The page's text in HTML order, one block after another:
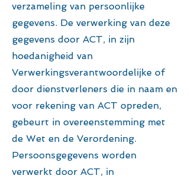
verzameling van persoonlijke
gegevens. De verwerking van deze
gegevens door ACT, in zijn
hoedanigheid van
Verwerkingsverantwoordelijke of
door dienstverleners die in naam en
voor rekening van ACT opreden,
gebeurt in overeenstemming met
de Wet en de Verordening.
Persoonsgegevens worden
verwerkt door ACT, in